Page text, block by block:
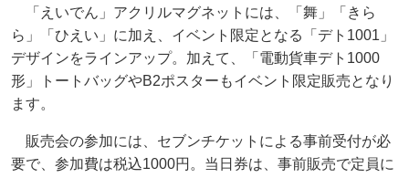
「えいでん」アクリルマグネットには、「舞」「きら
ら」「ひえい」に加え、イベント限定となる「デト1001」
デザインをラインアップ。加えて、「電動貨車デト1000
形」トートバッグやB2ポスターもイベント限定販売となり
ます。
販売会の参加には、セブンチケットによる事前受付が必
要で、参加費は税込1000円。当日券は、事前販売で定員に